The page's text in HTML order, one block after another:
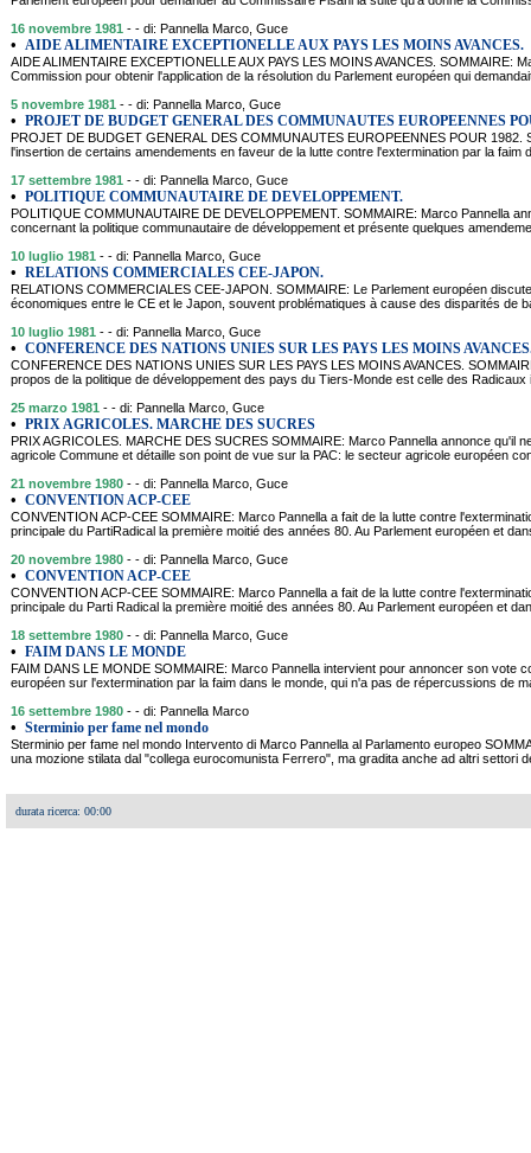
16 novembre 1981 - - di: Pannella Marco, Guce
• AIDE ALIMENTAIRE EXCEPTIONELLE AUX PAYS LES MOINS AVANCES.
AIDE ALIMENTAIRE EXCEPTIONELLE AUX PAYS LES MOINS AVANCES. SOMMAIRE:
Commission pour obtenir l'application de la résolution du Parlement européen qui
5 novembre 1981 - - di: Pannella Marco, Guce
• PROJET DE BUDGET GENERAL DES COMMUNAUTES EUROPEENNES
PROJET DE BUDGET GENERAL DES COMMUNAUTES EUROPEENNES POUR 1982.
l'insertion de certains amendements en faveur de la lutte contre l'extermination par la faim
17 settembre 1981 - - di: Pannella Marco, Guce
• POLITIQUE COMMUNAUTAIRE DE DEVELOPPEMENT.
POLITIQUE COMMUNAUTAIRE DE DEVELOPPEMENT. SOMMAIRE: Marco Pannella
concernant la politique communautaire de développement et présente quelques
10 luglio 1981 - - di: Pannella Marco, Guce
• RELATIONS COMMERCIALES CEE-JAPON.
RELATIONS COMMERCIALES CEE-JAPON. SOMMAIRE: Le Parlement européen
économiques entre le CE et le Japon, souvent problématiques à cause des disparités de
10 luglio 1981 - - di: Pannella Marco, Guce
• CONFERENCE DES NATIONS UNIES SUR LES PAYS LES MOINS
CONFERENCE DES NATIONS UNIES SUR LES PAYS LES MOINS AVANCES.
propos de la politique de développement des pays du Tiers-Monde est celle des Radicaux
25 marzo 1981 - - di: Pannella Marco, Guce
• PRIX AGRICOLES. MARCHE DES SUCRES
PRIX AGRICOLES. MARCHE DES SUCRES SOMMAIRE: Marco Pannella annonce qu'il
agricole Commune et détaille son point de vue sur la PAC: le secteur agricole européen
21 novembre 1980 - - di: Pannella Marco, Guce
• CONVENTION ACP-CEE
CONVENTION ACP-CEE SOMMAIRE: Marco Pannella a fait de la lutte contre
principale du PartiRadical la première moitié des années 80. Au Parlement européen et
20 novembre 1980 - - di: Pannella Marco, Guce
• CONVENTION ACP-CEE
CONVENTION ACP-CEE SOMMAIRE: Marco Pannella a fait de la lutte contre
principale du Parti Radical la première moitié des années 80. Au Parlement européen et
18 settembre 1980 - - di: Pannella Marco, Guce
• FAIM DANS LE MONDE
FAIM DANS LE MONDE SOMMAIRE: Marco Pannella intervient pour annoncer son vote
européen sur l'extermination par la faim dans le monde, qui n'a pas de répercussions de
16 settembre 1980 - - di: Pannella Marco
• Sterminio per fame nel mondo
Sterminio per fame nel mondo Intervento di Marco Pannella al Parlamento europeo
una mozione stilata dal "collega eurocomunista Ferrero", ma gradita anche ad altri settori
durata ricerca: 00:00